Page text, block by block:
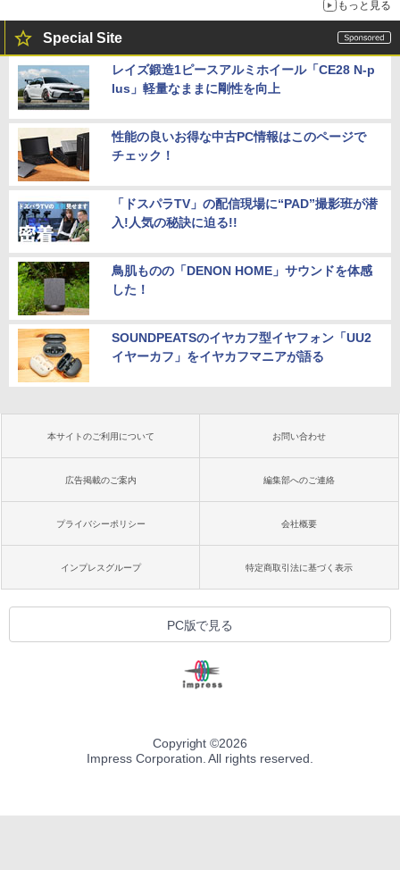
もっと見る
Special Site
レイズ鍛造1ピースアルミホイール「CE28 N-p
lus」軽量なままに剛性を向上
性能の良いお得な中古PC情報はこのページで
チェック！
「ドスパラTV」の配信現場に“PAD”撮影班が潜
入!人気の秘訣に迫る!!
鳥肌ものの「DENON HOME」サウンドを体感
した！
SOUNDPEATSのイヤカフ型イヤフォン「UU2
イヤーカフ」をイヤカフマニアが語る
本サイトのご利用について お問い合わせ
広告掲載のご案内 編集部へのご連絡
プライバシーポリシー 会社概要
インプレスグループ 特定商取引法に基づく表示
PC版で見る
Copyright ©2026
Impress Corporation. All rights reserved.